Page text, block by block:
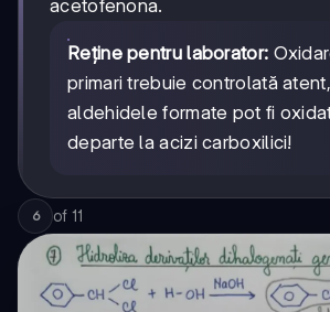
acetofenona.
Reține pentru laborator:
primari trebuie controlată
aldehidele formate pot fi
departe la acizi carboxilici!
6 of 11